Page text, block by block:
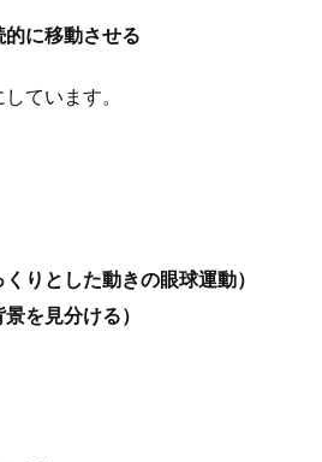
的に移動させる
ています。
りとした動きの眼球運動）
を見分ける）